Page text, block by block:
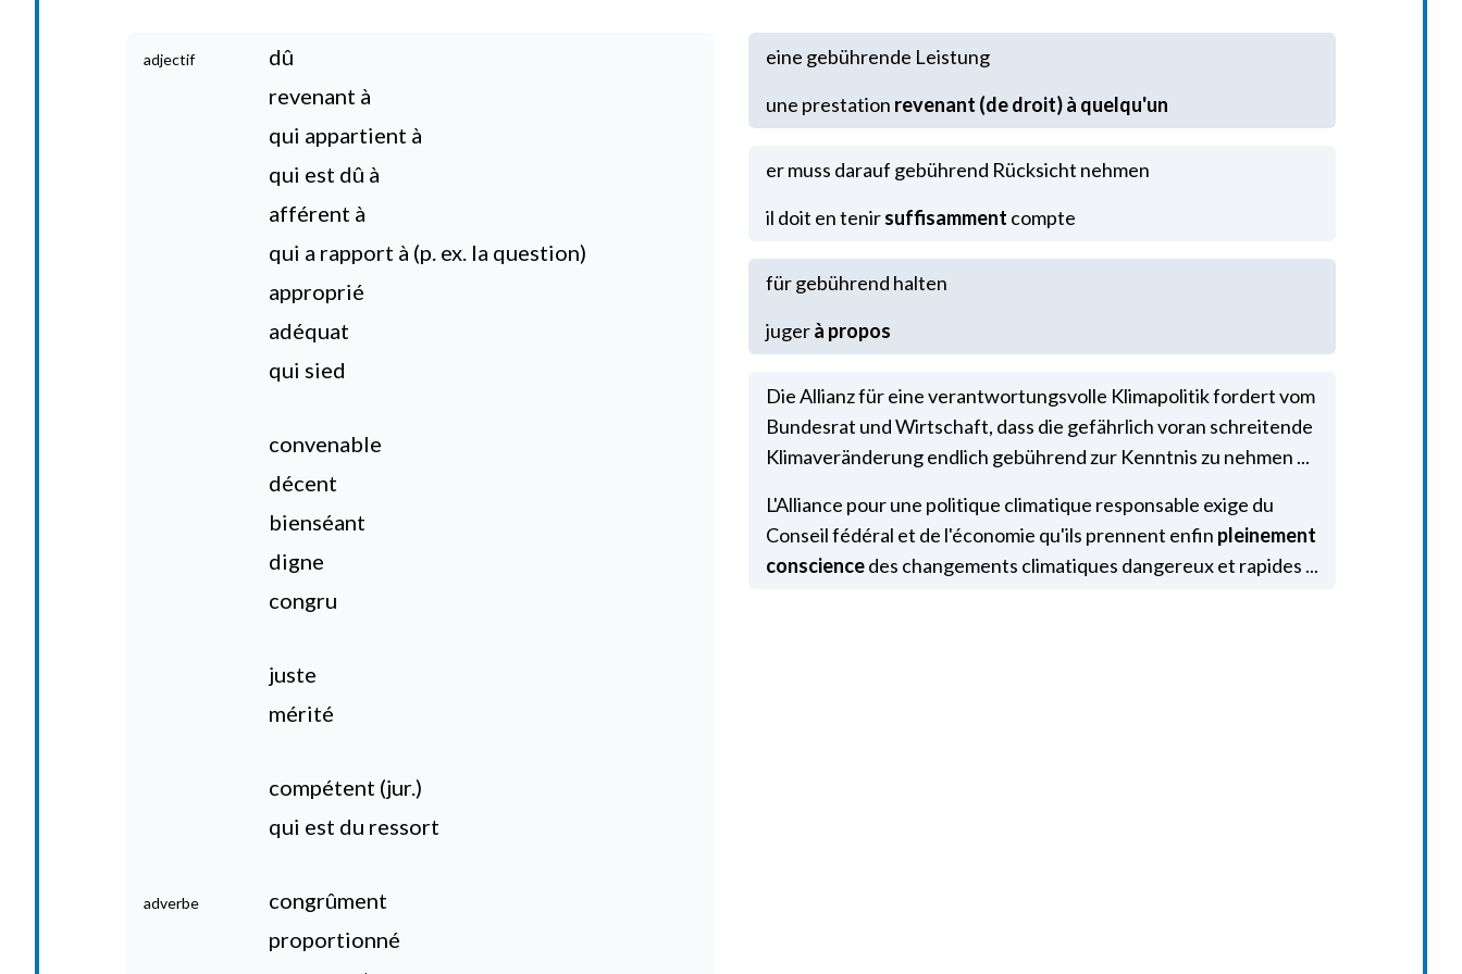
adjectif
dû
revenant à
qui appartient à
qui est dû à
afférent à
qui a rapport à (p. ex. la question)
approprié
adéquat
qui sied
convenable
décent
bienséant
digne
congru
juste
mérité
compétent (jur.)
qui est du ressort
adverbe
congrûment
proportionné
eine gebührende Leistung
une prestation revenant (de droit) à quelqu'un
er muss darauf gebührend Rücksicht nehmen
il doit en tenirsuffisamment compte
für gebührend halten
jugerà propos
Die Allianz für eine verantwortungsvolle Klimapolitik fordert vom
Bundesrat und Wirtschaft, dass die gefährlich voran schreitende
Klimaveränderung endlich gebührend zur Kenntnis zu nehmen ...
L'Alliance pour une politique climatique responsable exige du
Conseil fédéral et de l'économie qu'ils prennent enfin pleinement
consciencedes changements climatiques dangereux et rapides ...